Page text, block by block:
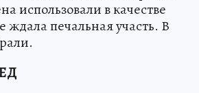
использовали в качестве
печальная участь. В